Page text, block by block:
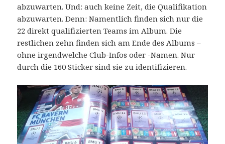
abzuwarten. Und: auch keine Zeit, die Qualifikation
abzuwarten. Denn: Namentlich finden sich nur die
22 direkt qualifizierten Teams im Album. Die
restlichen zehn finden sich am Ende des Albums –
ohne irgendwelche Club-Infos oder -Namen. Nur
durch die 160 Sticker sind sie zu identifizieren.